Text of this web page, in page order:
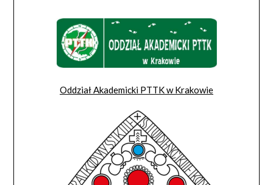
Oddział Akademicki PTTK w Krakowie